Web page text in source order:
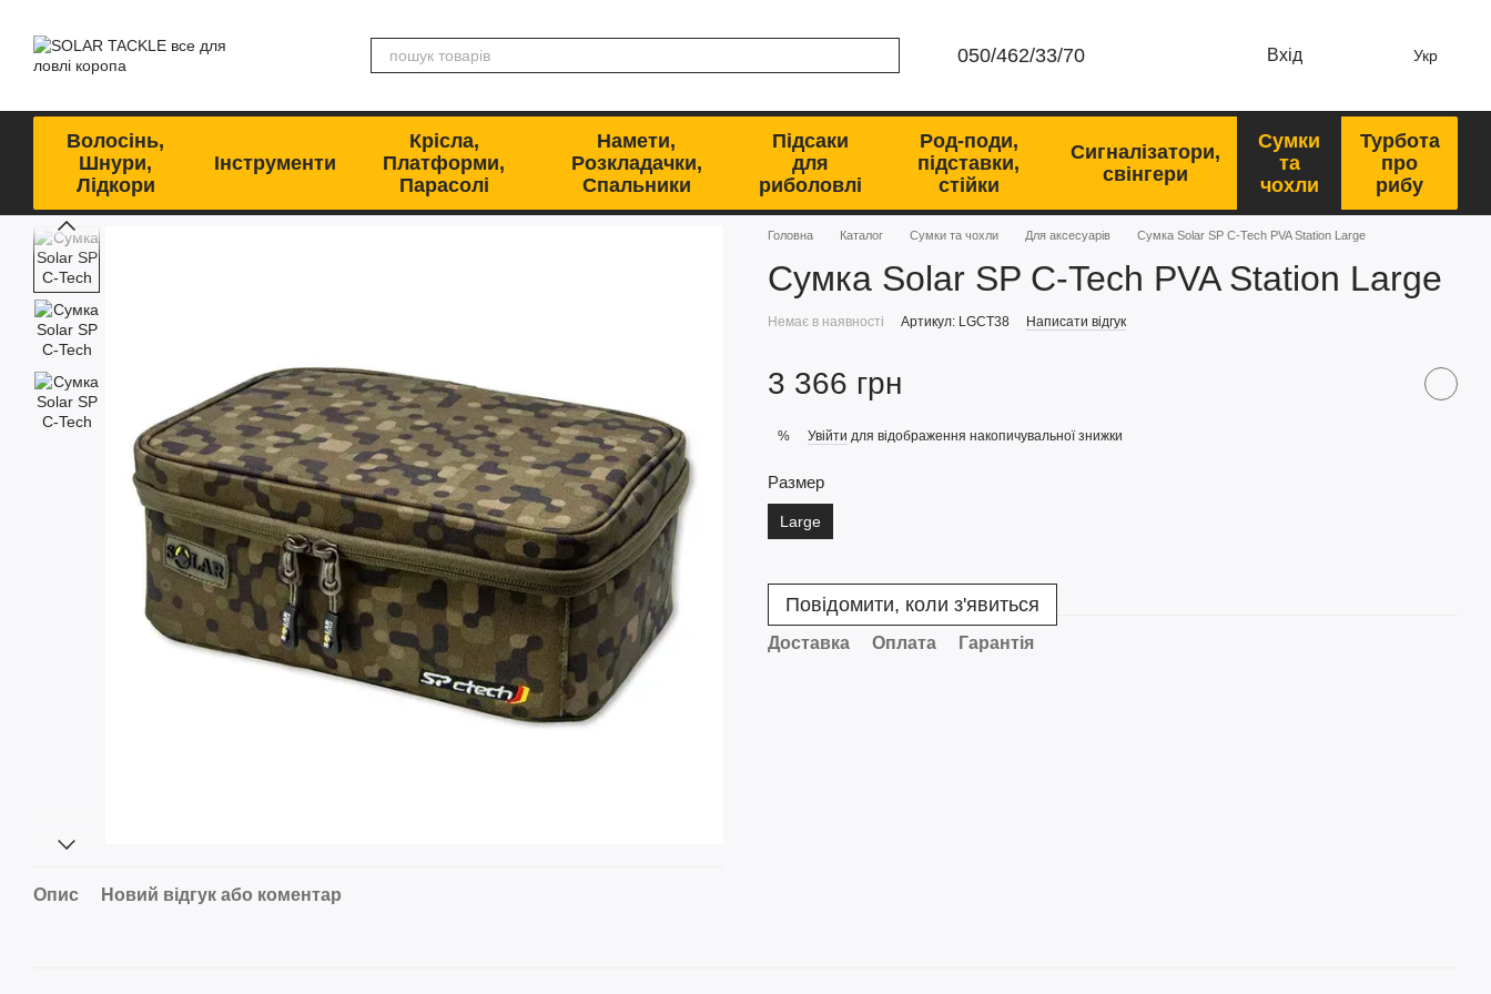
050/462/33/70 Вхід Укр
Волосінь,
Шнури,
Лідкори
Інструменти
Крісла,
Платформи,
Парасолі
Намети,
Розкладачки,
Спальники
Підсаки
для
риболовлі
Род-поди,
підставки,
стійки
Сигналізатори,
свінгери
Сумки
та
чохли
Турбота
про
рибу
Опис Новий відгук або коментар
Головна Каталог Сумки та чохли Для аксесуарів Сумка Solar SP C-Tech PVA Station Large
Сумка Solar SP C-Tech PVA Station Large
Немає в наявності Артикул: LGCT38 Написати відгук
3 366 грн
% Увійти для відображення накопичувальної знижки
Размер
Large
Повідомити, коли з'явиться
Доставка Оплата Гарантія